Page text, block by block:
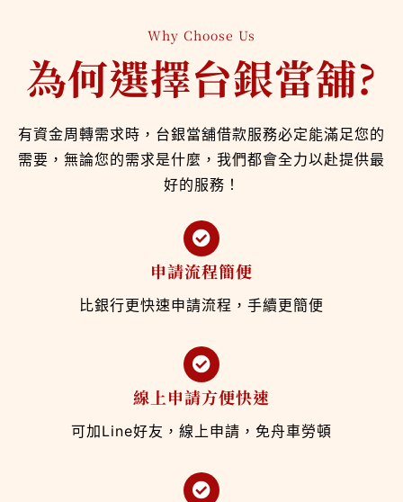
Why Choose Us
為何選擇台銀當舖?
有資金周轉需求時，台銀當舖借款服務必定能滿足您的
需要，無論您的需求是什麼，我們都會全力以赴提供最
好的服務！
申請流程簡便
比銀行更快速申請流程，手續更簡便
線上申請方便快速
可加Line好友，線上申請，免舟車勞頓